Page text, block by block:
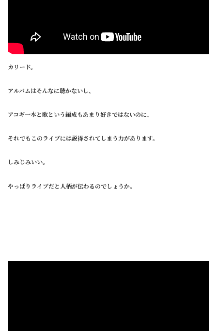
カリード。
アルバムはそんなに聴かないし、
アコギ一本と歌という編成もあまり好きではないのに、
それでもこのライブには説得されてしまう力があります。
しみじみいい。
やっぱりライブだと人柄が伝わるのでしょうか。